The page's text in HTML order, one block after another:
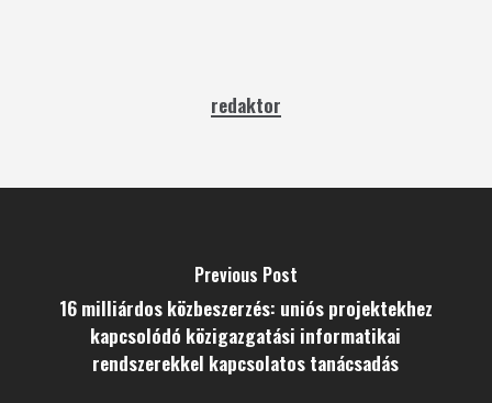
redaktor
Previous Post
16 milliárdos közbeszerzés: uniós projektekhez
kapcsolódó közigazgatási informatikai
rendszerekkel kapcsolatos tanácsadás